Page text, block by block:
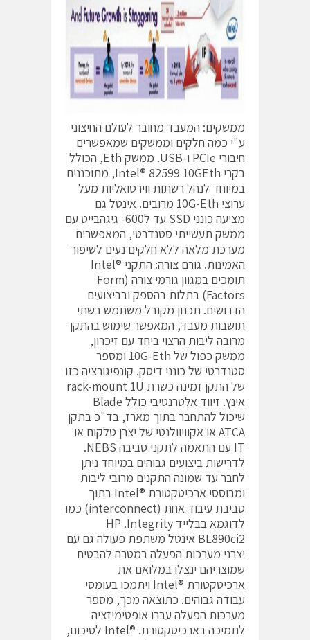
ממשקים: המעבד מחובר לעולם החיצוני
ע"י כמה חלקים וממשקים שמאפשרים
חיבורי PCIe ו-USB. ממשק Eth, הכולל
בקרי Intel® 82599 10GEth, מתוכננים
במיוחד לנהל רשתות ווירטואליות מעל
ערוצי 10G-Eth מרובים. אינטל גם
מציעה כונני SSD עד ל600- גיגהבייט עם
ממשק תעשייתי סטנדרטי, המאפשרים
מערכת מלאה ללא חלקים נעים לשיפור
האמינות. גורם צורה: התקני ®Intel
תומכים במגוון גורמי צורה (Form
Factors) בתלות בהספק ובביצועים
הדרושים. תכנון מקובל משתמש בשתי
תושבות מעבד, המאפשר שימוש בהתקן
מרובה ליבות הרצוי ביחד עם זיכרון,
ממשק כפול של 10G-Eth ומספר
סטנדרטי של כונני דיסק. קונפיגורציה כזו
של התקן זמינה כשרת rack-mount 1U
אינץ. זיווד אלטרנטיבי כולל Blade
שיכול להתחבר בתוך מארז, בד"כ בתקן
ATCA או אקוויוולנטי של יצרן טלקום או
IT עם התאמה לתקני סביבה NEBS.
לדרישות ביצועים גבוהים במיוחד ניתן
לחבר עד שמונה התקנים מרובי ליבות
ומבוססי ארכיטקטורת ®Intel בתוך
סביבת עיבוד אחת (interconnect) כמו
לדוגמא בבלייד HP .Integrity
BL890ci2 אינטל משתפת פעולה גם עם
יצרני מערכות הפעלה במטרה להבטיח
שמוצריהם ינצלו במלואם את
ארכיטקטורת ®Intel ויתמכו בעומסי
עבודה גבוהים. כתוצאה מכך, מספר
מערכות הפעלה עברו אופטימיזציה
לתמיכה בארכיטקטורת. ®Intel לסיכום,